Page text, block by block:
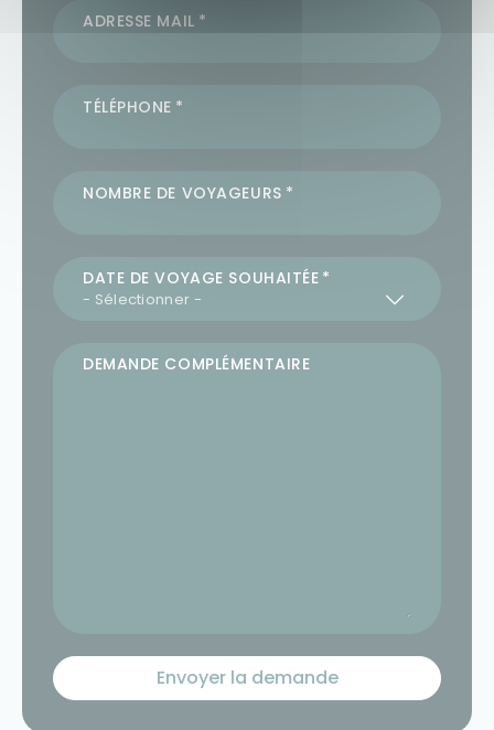
ADRESSE MAIL
TÉLÉPHONE
NOMBRE DE VOYAGEURS
DATE DE VOYAGE SOUHAITÉE
DEMANDE COMPLÉMENTAIRE